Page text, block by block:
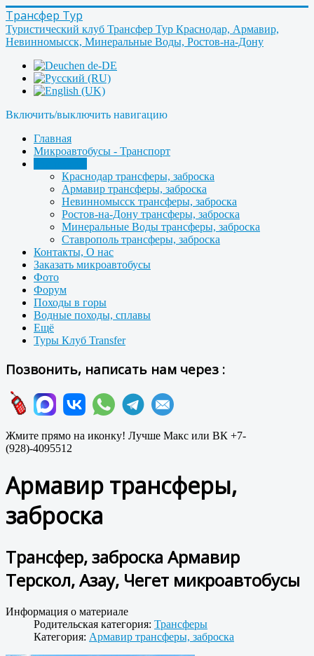
Трансфер Тур
Туристический клуб Трансфер Тур Краснодар, Армавир,
Невинномысск, Минеральные Воды, Ростов-на-Дону
Включить/выключить навигацию
Главная
Микроавтобусы - Транспорт
Краснодар трансферы, заброска
Армавир трансферы, заброска
Невинномысск трансферы, заброска
Ростов-на-Дону трансферы, заброска
Минеральные Воды трансферы, заброска
Ставрополь трансферы, заброска
Контакты, О нас
Заказать микроавтобусы
Фото
Форум
Походы в горы
Водные походы, сплавы
Ещё
Туры Клуб Transfer
Позвонить, написать нам через :
Жмите прямо на иконку! Лучше Макс или ВК +7-
(928)-4095512
Армавир трансферы,
заброска
Трансфер, заброска Армавир
Терскол, Азау, Чегет микроавтобусы
Информация о материале
Родительская категория: Трансферы
Категория: Армавир трансферы, заброска